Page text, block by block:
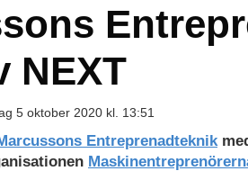
NEXT
5 oktober 2020 kl. 13:51
Entreprenadteknik